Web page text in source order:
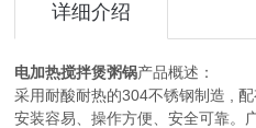
详细介绍
电加热搅拌煲粥锅产品概述：
采用耐酸耐热的304不锈钢制造 ,
安装容易、操作方便、安全可靠。